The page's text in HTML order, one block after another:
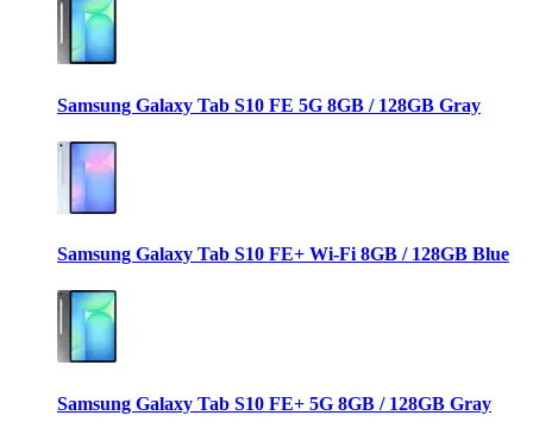
Samsung Galaxy Tab S10 FE 5G 8GB / 128GB Gray
Samsung Galaxy Tab S10 FE+ Wi-Fi 8GB / 128GB Blue
Samsung Galaxy Tab S10 FE+ 5G 8GB / 128GB Gray